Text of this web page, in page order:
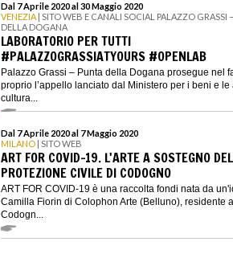
Dal 7 Aprile 2020 al 30 Maggio 2020
VENEZIA | SITO WEB E CANALI SOCIAL PALAZZO GRASSI
DELLA DOGANA
LABORATORIO PER TUTTI
#PALAZZOGRASSIATYOURS #OPENLAB
Palazzo Grassi – Punta della Dogana prosegue nel
proprio l’appello lanciato dal Ministero per i beni e le
cultura...
Dal 7 Aprile 2020 al 7 Maggio 2020
MILANO | SITO WEB
ART FOR COVID-19. L'ARTE A SOSTEGNO
PROTEZIONE CIVILE DI CODOGNO
ART FOR COVID-19 è una raccolta fondi nata da
Camilla Fiorin di Colophon Arte (Belluno), residente a
Codogn...